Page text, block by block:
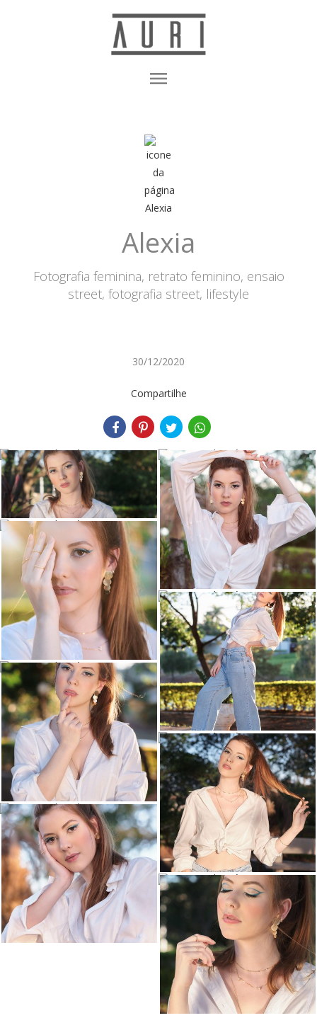
menu
Alexia
Fotografia feminina, retrato feminino, ensaio
street, fotografia street, lifestyle
30/12/2020
Compartilhe